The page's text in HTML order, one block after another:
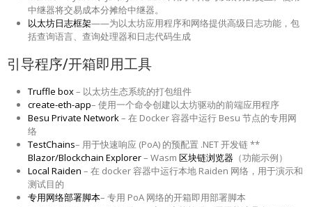
中继器将交易成本分摊给中继器。
以太坊日志框架——为以太坊应用程序和网络提供高级日志功能，包
括查询语言、查询处理器和日志代码生成
引导程序/开箱即用工具
Truffle box– 以太坊生态系统的打包组件
create-eth-app– 使用一个命令创建以太坊驱动的前端应用程序
Besu Private Network– 在 Docker 容器中运行 Besu 节点的专用网
络
TestChains– 用于快速响应 (PoA) 的预配置 .NET 开发链 **
Blazor/Blockchain Explorer– Wasm 区块链浏览器 （功能示例）
Local Raiden – 在 docker 容器中运行本地 Raiden 网络，用于演示和
测试目的
专用网络部署脚本– 专用 PoA 网络的开箱即用部署脚本